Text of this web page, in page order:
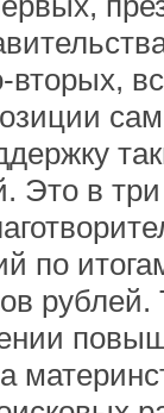
Это в
по
рублей.